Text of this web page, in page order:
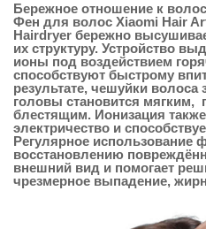
Бережное отношение к
Фен для волос Xiaomi Hair
Hairdryer бережно
их структуру. Устройство
ионы под воздействием
способствуют быстрому
результате, чешуйки
головы становится
блестящим. Ионизация также
электричество и
Регулярное использование
восстановлению
внешний вид и помогает
чрезмерное выпадение,